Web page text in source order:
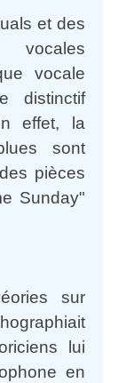
et des
vocales
vocale
distinctif
effet, la
sont
pièces
Sunday"
sur
lui
en